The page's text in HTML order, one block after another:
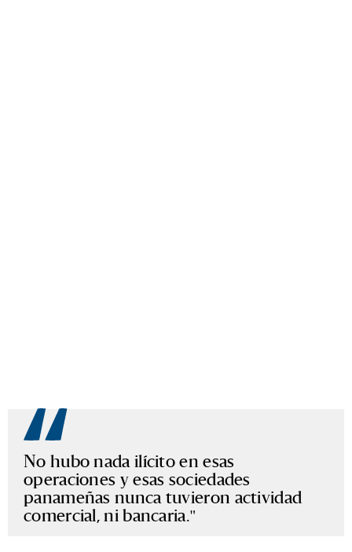
No hubo nada ilícito en esas
operaciones y esas sociedades
panameñas nunca tuvieron actividad
comercial, ni bancaria.